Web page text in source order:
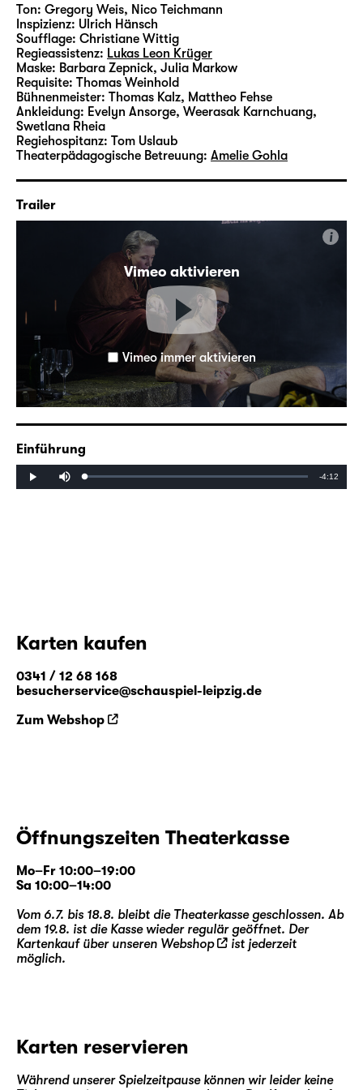
Zusatzhinweise zu sensiblen Inhalten in „Kein
Schicksal, Klytämnestra“ finden Sie
Ton: Gregory Weis, Nico Teichmann
Inspizienz: Ulrich Hänsch
Soufflage: Christiane Wittig
Regieassistenz: Lukas Leon Krüger
Maske: Barbara Zepnick, Julia Markow
Requisite: Thomas Weinhold
Bühnenmeister: Thomas Kalz, Mattheo Fehse
Ankleidung: Evelyn Ansorge, Weerasak Karnchuang,
Swetlana Rheia
Regiehospitanz: Tom Uslaub
Theaterpädagogische Betreuung: Amelie Gohla
Trailer
Vimeo aktivieren
i
Vimeo immer aktivieren
Einführung
Play Loaded:
Progress:
Remaining
-4:12
Karten kaufen
0341 / 12 68 168
besucherservice@schauspiel-leipzig.de
Zum Webshop
Öffnungszeiten Theaterkasse
Mo–Fr 10:00–19:00
Sa 10:00–14:00
Vom 6.7. bis 18.8. bleibt die Theaterkasse geschlossen. Ab
dem 19.8. ist die Kasse wieder regulär geöffnet. Der
Kartenkauf über unseren Webshop
ist jederzeit
möglich.
Karten reservieren
Während unserer Spielzeitpause können wir leider keine